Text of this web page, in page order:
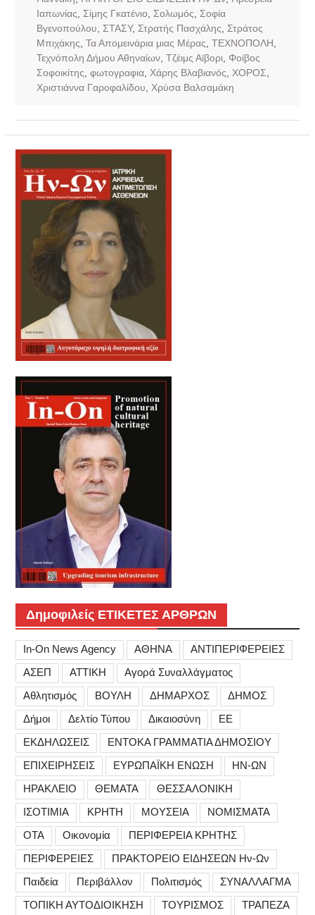
Ιαπωνίας
Σίμης Γκατένιο Σολωμός
Σοφία
Βγενοπούλου
ΣΤΑΣΥ, Στρατής Πασχάλης
Στράτος
Μπιχάκης Τα Απομεινάρια μιας Μέρας ΤΕΧΝΟΠΟΛΗ
Τεχνόπολη Δήμου Αθηναίων, Τζέιμς Αϊβορι, Φοίβος
Σοφοικίτης φωτογραφια, Χάρης Βλαβιανός ΧΟΡΟΣ
Χριστιάννα Γαροφαλίδου
Χρύσα Βαλσαμάκη
Δημοφιλείς ΕΤΙΚΕΤΕΣ ΑΡΘΡΩΝ
In-On News Agency ΑΘΗΝΑ
ΑΝΤΙΠΕΡΙΦΕΡΕΙΕΣ
ΑΣΕΠ
ΑΤΤΙΚΗ
Αγορά Συναλλάγματος
Αθλητισμός
ΒΟΥΛΗ ΔΗΜΑΡΧΟΣ
ΔΗΜΟΣ
Δήμοι
Δελτίο Τύπου Δικαιοσύνη
ΕΕ
ΕΚΔΗΛΩΣΕΙΣ
ΕΝΤΟΚΑ ΓΡΑΜΜΑΤΙΑ ΔΗΜΟΣΙΟΥ
ΕΠΙΧΕΙΡΗΣΕΙΣ
ΕΥΡΩΠΑΪΚΗ ΕΝΩΣΗ
ΗΝ-ΩΝ
ΗΡΑΚΛΕΙΟ
ΘΕΜΑΤΑ
ΘΕΣΣΑΛΟΝΙΚΗ
ΙΣΟΤΙΜΙΑ
ΚΡΗΤΗ ΜΟΥΣΕΙΑ
ΝΟΜΙΣΜΑΤΑ
ΟΤΑ
Οικονομία
ΠΕΡΙΦΕΡΕΙΑ ΚΡΗΤΗΣ
ΠΕΡΙΦΕΡΕΙΕΣ
ΠΡΑΚΤΟΡΕΙΟ ΕΙΔΗΣΕΩΝ Ην-Ων
Παιδεία
Περιβάλλον Πολιτισμός
ΣΥΝΑΛΛΑΓΜΑ
ΤΟΠΙΚΗ ΑΥΤΟΔΙΟΙΚΗΣΗ
ΤΟΥΡΙΣΜΟΣ ΤΡΑΠΕΖΑ